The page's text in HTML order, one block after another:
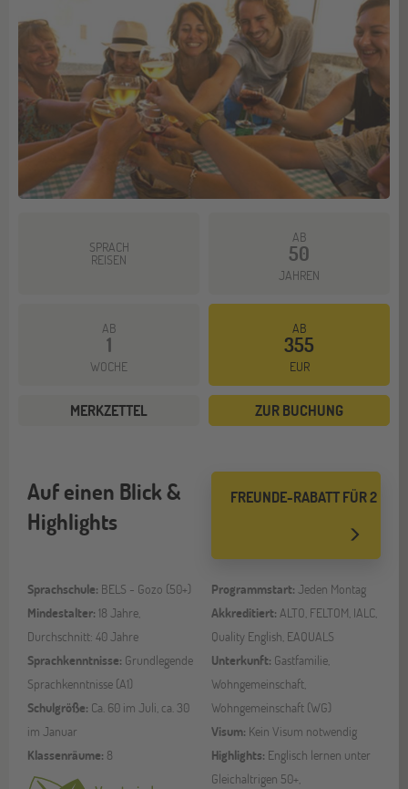
SPRACH
REISEN
AB
50
JAHREN
AB
1
WOCHE
AB
355
EUR
MERKZETTEL ZUR BUCHUNG
FREUNDE-RABATT FÜR 2
Auf einen Blick &
Highlights
Sprachschule: BELS - Gozo (50+)
Mindestalter: 18 Jahre,
Durchschnitt: 40 Jahre
Sprachkenntnisse: Grundlegende
Sprachkenntnisse (A1)
Schulgröße: Ca. 60 im Juli, ca. 30
im Januar
Klassenräume: 8
Programmstart: Jeden Montag
Akkreditiert: ALTO, FELTOM, IALC,
Quality English, EAQUALS
Unterkunft: Gastfamilie,
Wohngemeinschaft,
Wohngemeinschaft (WG)
Visum: Kein Visum notwendig
Highlights: Englisch lernen unter
Gleichaltrigen 50+,